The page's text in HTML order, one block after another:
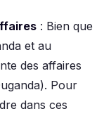
: Bien que
et au
des affaires
Pour
dans ces